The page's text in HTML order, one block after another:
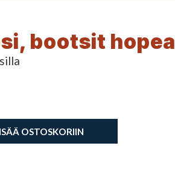
bootsit hopea
OSTOSKORIIN